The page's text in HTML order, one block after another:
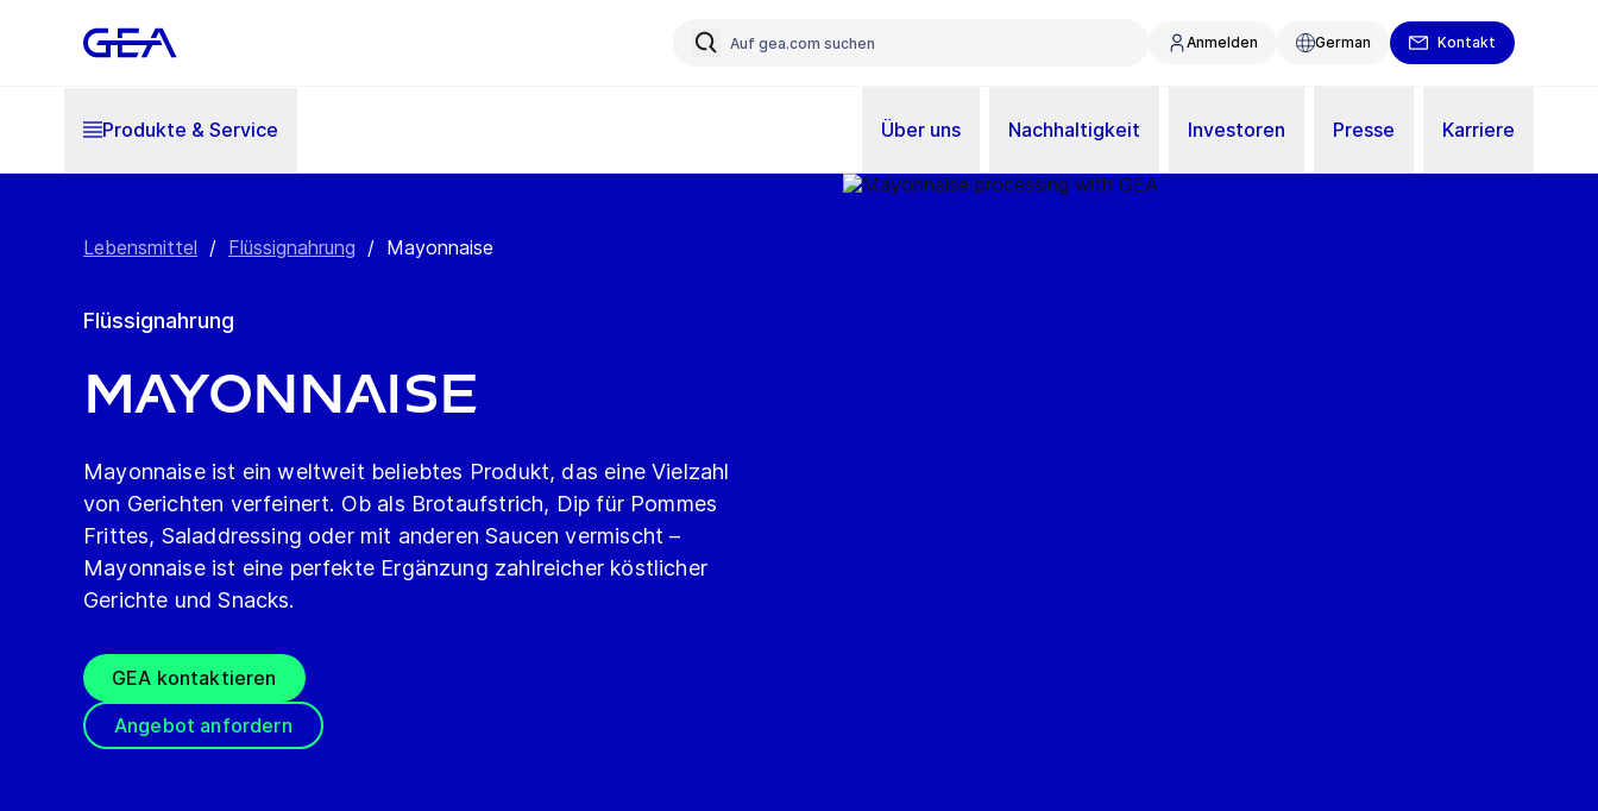
Anmelden German Kontakt
Produkte & Service Über uns Nachhaltigkeit Investoren Presse Karriere
Lebensmittel / Flüssignahrung / Mayonnaise
Flüssignahrung
Mayonnaise
Mayonnaise ist ein weltweit beliebtes Produkt, das eine Vielzahl
von Gerichten verfeinert. Ob als Brotaufstrich, Dip für Pommes
Frittes, Saladdressing oder mit anderen Saucen vermischt –
Mayonnaise ist eine perfekte Ergänzung zahlreicher köstlicher
Gerichte und Snacks.
GEA kontaktieren
Angebot anfordern